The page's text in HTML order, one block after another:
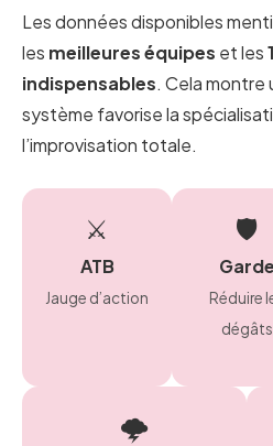
Les données disponibles
les meilleures équipes et les
indispensables. Cela montre
système favorise la
l’improvisation totale.
⚔️
ATB
Jauge d’action
🛡️
Garde
Réduire
dégâts
🌩️